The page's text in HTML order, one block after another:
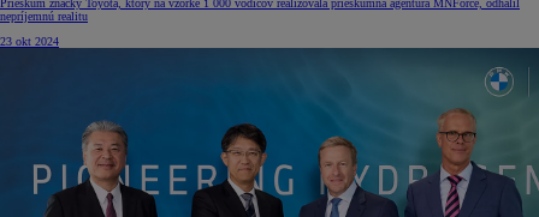
nepríjemnú realitu
23 okt 2024